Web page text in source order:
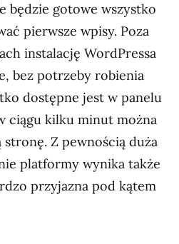
będzie gotowe wszystko
pierwsze wpisy. Poza
instalację WordPressa
bez potrzeby robienia
dostępne jest w panelu
ciągu kilku minut można
stronę. Z pewnością duża
platformy wynika także
przyjazna pod kątem